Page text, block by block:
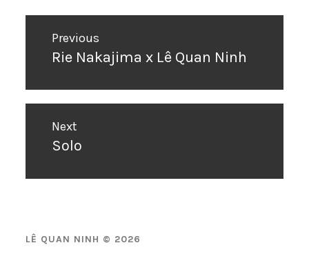
l’article
Previous
Previous
Rie Nakajima x Lê Quan Ninh
Next
Next
Solo
LÊ QUAN NINH © 2026